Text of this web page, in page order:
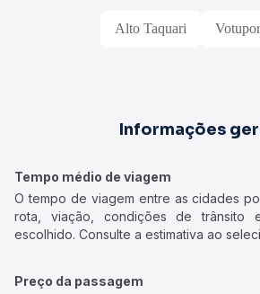
Alto Taquari
Informações
Tempo médio de viagem
O tempo de viagem entre as cidades
rota, viação, condições de
escolhido. Consulte a estimativa ao
Preço da passagem